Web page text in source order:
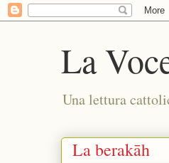
La
Una lettura
La berakāh